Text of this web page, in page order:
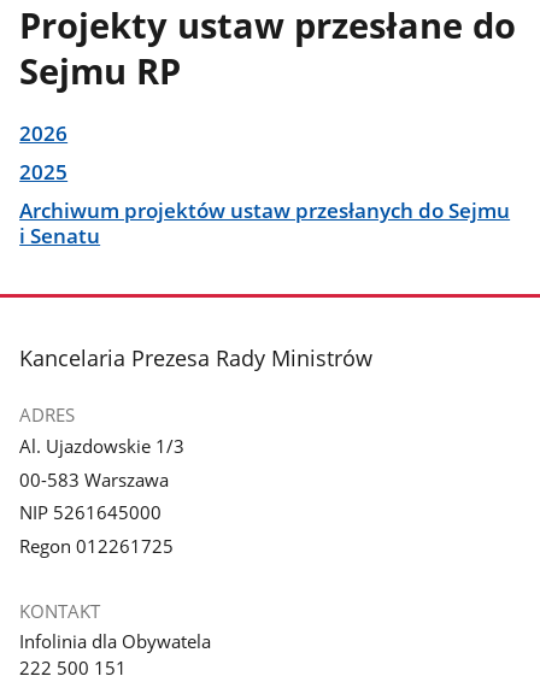
Projekty ustaw przesłane do
Sejmu RP
2026
2025
Archiwum projektów ustaw przesłanych do Sejmu
i Senatu
stopka
Kancelaria Prezesa Rady Ministrów
ADRES
Al. Ujazdowskie 1/3
00-583 Warszawa
NIP 5261645000
Regon 012261725
KONTAKT
Infolinia dla Obywatela
222 500 151